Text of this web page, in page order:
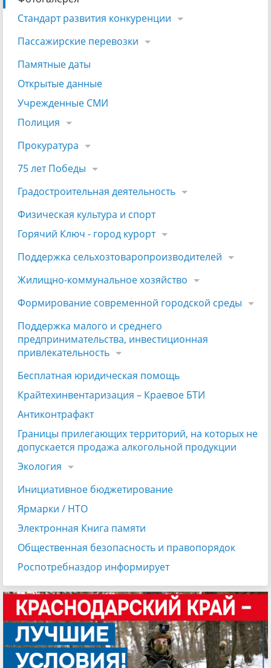
Стандарт развития конкуренции
Пассажирские перевозки
Памятные даты
Открытые данные
Учрежденные СМИ
Полиция
Прокуратура
75 лет Победы
Градостроительная деятельность
Физическая культура и спорт
Горячий Ключ - город курорт
Поддержка сельхозтоваропроизводителей
Жилищно-коммунальное хозяйство
Формирование современной городской среды
Поддержка малого и среднего
предпринимательства, инвестиционная
привлекательность
Бесплатная юридическая помощь
Крайтехинвентаризация – Краевое БТИ
Антиконтрафакт
Границы прилегающих территорий, на которых не
допускается продажа алкогольной продукции
Экология
Инициативное бюджетирование
Ярмарки / НТО
Электронная Книга памяти
Общественная безопасность и правопорядок
Роспотребназдор информирует